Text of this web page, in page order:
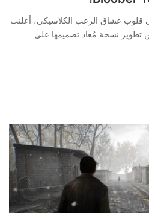
قلوب عشاق الرعب الكلاسيكي، أعلنت
تطوير نسخة مُعاد تصميمها على